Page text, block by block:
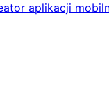
aplikacji